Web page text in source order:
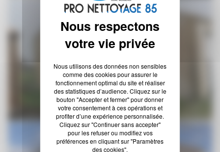
Nous utilisons des données non sensibles
comme des cookies pour assurer le
fonctionnement optimal du site et réaliser
des statistiques d’audience. Cliquez sur le
bouton "Accepter et fermer" pour donner
votre consentement à ces opérations et
profiter d’une expérience personnalisée.
Cliquez sur "Continuer sans accepter"
pour les refuser ou modifiez vos
préférences en cliquant sur "Paramètres
des cookies".